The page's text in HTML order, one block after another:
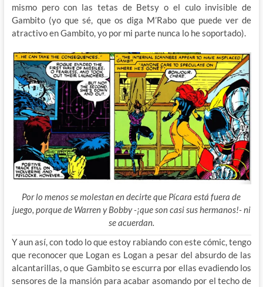
mismo pero con las tetas de Betsy o el culo invisible de
Gambito (yo que sé, que os diga M’Rabo que puede ver de
atractivo en Gambito, yo por mi parte nunca lo he soportado).
Por lo menos se molestan en decirte que Pícara está fuera de
juego, porque de Warren y Bobby -¡que son casi sus hermanos!- ni
se acuerdan.
Y aun así, con todo lo que estoy rabiando con este cómic, tengo
que reconocer que Logan es Logan a pesar del absurdo de las
alcantarillas, o que Gambito se escurra por ellas evadiendo los
sensores de la mansión para acabar asomando por el techo de